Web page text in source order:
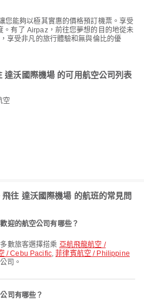
您能夠以極其實惠的價格預訂機票。享受
有了 Airpaz，前往您夢想的目的地從未
享受非凡的旅行體驗和無與倫比的優
達沃國際機場 的可用航空公司列表
空
往 達沃國際機場 的航班的常見問
迎的航空公司有哪些？
多數旅客選擇搭乘 亞航飛龍航空 /
/ Cebu Pacific,菲律賓航空 / Philippine
司。
司有哪些？